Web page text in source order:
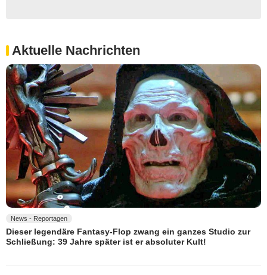
Aktuelle Nachrichten
News - Reportagen
Dieser legendäre Fantasy-Flop zwang ein ganzes Studio zur
Schließung: 39 Jahre später ist er absoluter Kult!